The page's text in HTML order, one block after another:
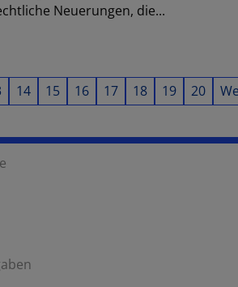
Neuerungen, die...
14 15 16 17 18 19 20